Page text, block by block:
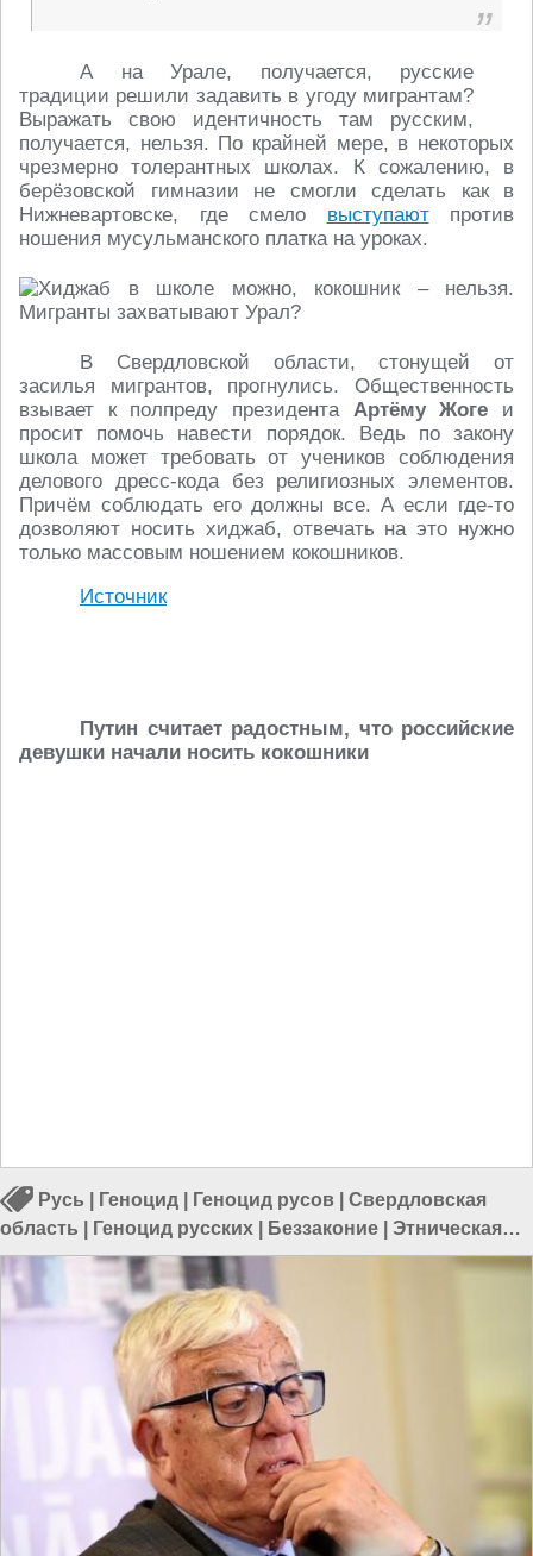
А на Урале, получается, русские
традиции решили задавить в угоду мигрантам?
Выражать свою идентичность там русским,
получается, нельзя. По крайней мере, в некоторых
чрезмерно толерантных школах. К сожалению, в
берёзовской гимназии не смогли сделать как в
Нижневартовске, где смело выступаютпротив
ношения мусульманского платка на уроках.
В Свердловской области, стонущей от
засилья мигрантов, прогнулись. Общественность
взывает к полпреду президента Артёму Жоге и
просит помочь навести порядок. Ведь по закону
школа может требовать от учеников соблюдения
делового дресс-кода без религиозных элементов.
Причём соблюдать его должны все. А если где-то
дозволяют носить хиджаб, отвечать на это нужно
только массовым ношением кокошников.
Источник
Путин считает радостным, что российские
девушки начали носить кокошники
Русь Геноцид Геноцид русов
Свердловская
область
Геноцид русских Беззаконие
Этническая
преступность